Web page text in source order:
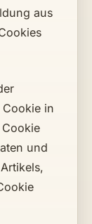
aus
in
und